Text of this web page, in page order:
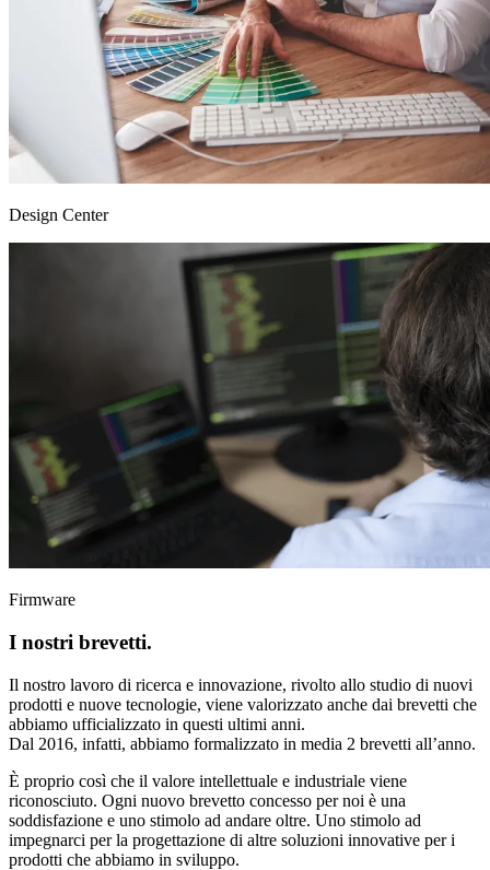
Design Center
Firmware
I nostri brevetti.
Il nostro lavoro di ricerca e innovazione, rivolto allo studio di nuovi
prodotti e nuove tecnologie, viene valorizzato anche dai brevetti che
abbiamo ufficializzato in questi ultimi anni.
Dal 2016, infatti, abbiamo formalizzato in media 2 brevetti all’anno.
È proprio così che il valore intellettuale e industriale viene
riconosciuto. Ogni nuovo brevetto concesso per noi è una
soddisfazione e uno stimolo ad andare oltre. Uno stimolo ad
impegnarci per la progettazione di altre soluzioni innovative per i
prodotti che abbiamo in sviluppo.